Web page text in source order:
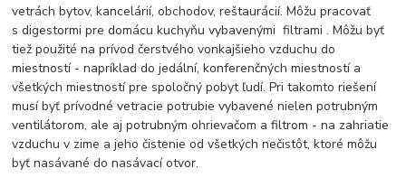
vetrách bytov, kancelárií, obchodov, reštaurácií. Môžu pracovať
sdigestormi pre domácu kuchyňu vybavenými filtrami . Môžu byť
tiež použité na prívod čerstvého vonkajšieho vzduchu do
miestností - napríklad do jedální, konferenčných miestností a
všetkých miestností pre spoločný pobyt ľudí. Pri takomto riešení
musí byť prívodné vetracie potrubie vybavené nielen potrubným
ventilátorom, ale ajpotrubným ohrievačom afiltrom - na zahriatie
vzduchu v zime a jeho čistenie od všetkých nečistôt, ktoré môžu
byť nasávané do nasávací otvor.